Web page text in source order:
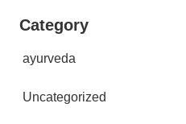
Category
ayurveda
Uncategorized